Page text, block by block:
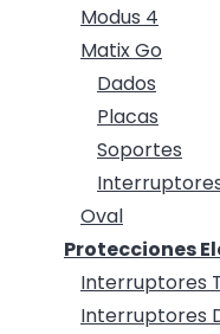
Modus 4
Matix Go
Dados
Placas
Soportes
Oval
Protecciones
Interruptores
Interruptores